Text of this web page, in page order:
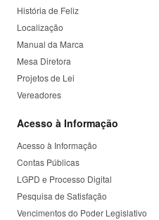
História de Feliz
Localização
Manual da Marca
Mesa Diretora
Projetos de Lei
Vereadores
Acesso à Informação
Acesso à Informação
Contas Públicas
LGPD e Processo Digital
Pesquisa de Satisfação
Vencimentos do Poder Legislativo